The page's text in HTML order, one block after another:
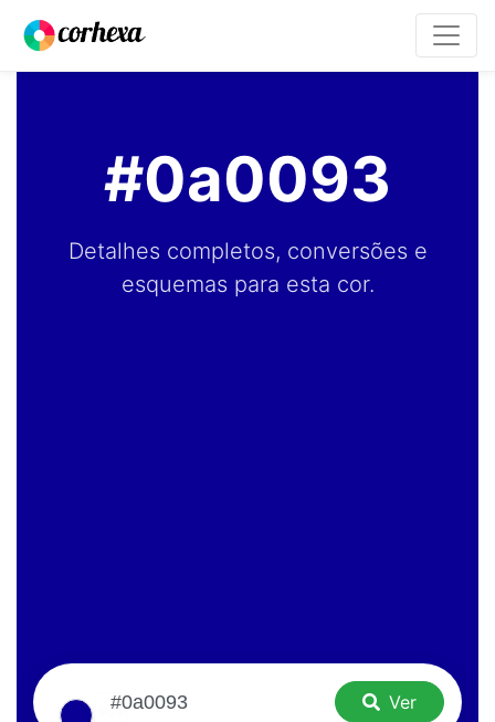
#0a0093
Detalhes completos, conversões e
esquemas para esta cor.
Ver